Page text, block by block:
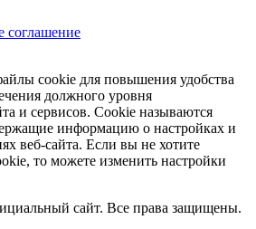
соглашение
cookie для повышения удобства
должного уровня
и сервисов. Cookie называются
информацию о настройках и
веб-сайта. Если вы не хотите
то можете изменить настройки
сайт. Все права защищены.